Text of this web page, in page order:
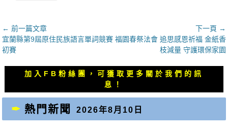
文
章
導
覽
← 前一篇文章
上
一
宜蘭縣第9屆原住民族語言單詞競賽
初賽
下一頁 →
下
文
章：
福園春祭法會 追思感恩祈福 金紙香
枝減量 守護環保家園
加入FB粉絲團，可獲取更多關於我們的訊
息！
熱門新聞 2026年8月10日